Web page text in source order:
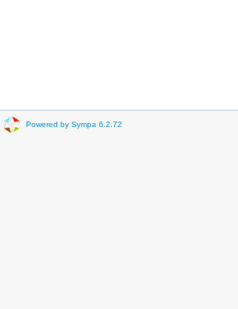
Powered by Sympa 6.2.72